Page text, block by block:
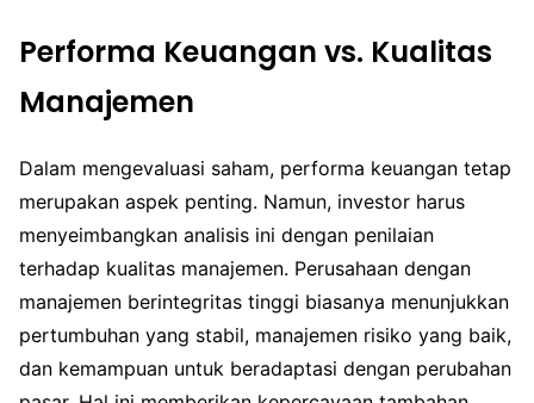
Performa Keuangan vs. Kualitas
Manajemen
Dalam mengevaluasi saham, performa keuangan tetap
merupakan aspek penting. Namun, investor harus
menyeimbangkan analisis ini dengan penilaian
terhadap kualitas manajemen. Perusahaan dengan
manajemen berintegritas tinggi biasanya menunjukkan
pertumbuhan yang stabil, manajemen risiko yang baik,
dan kemampuan untuk beradaptasi dengan perubahan